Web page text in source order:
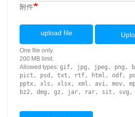
附件
upload file
One file only.
200 MB limit.
Allowed types: gif, jpg, jpeg, png,
pict, psd, txt, rtf, html, odf,
pptx, xls, xlsx, xml, avi, mov,
bz2, dmg, gz, jar, rar, sit,